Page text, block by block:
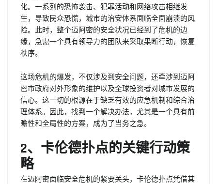
化。一系列的恐怖袭击、犯罪活动和网络攻击相继发
生，导致民众恐慌，城市的治安体系面临全面崩溃的风
险。此时，整个迈阿密的安全状况已经到了危机的边
缘，急需一个具有领导力的团队来采取果断行动，恢复
秩序。
这场危机的爆发，不仅涉及到安全问题，还牵涉到迈阿
密市政府对外形象的维护以及全球投资者对城市发展的
信心。这一切的根源在于缺乏有效的应急机制和综合治
理体系。因此，找到一个解决办法，尤其是一个具有前
瞻性和全局性的方案，成为了当务之急。
2、卡伦德扑点的关键行动策
略
在迈阿密面临安全危机的紧要关头，卡伦德扑点凭借其